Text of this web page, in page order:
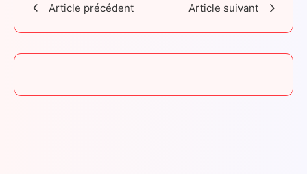
Article précédent Article suivant